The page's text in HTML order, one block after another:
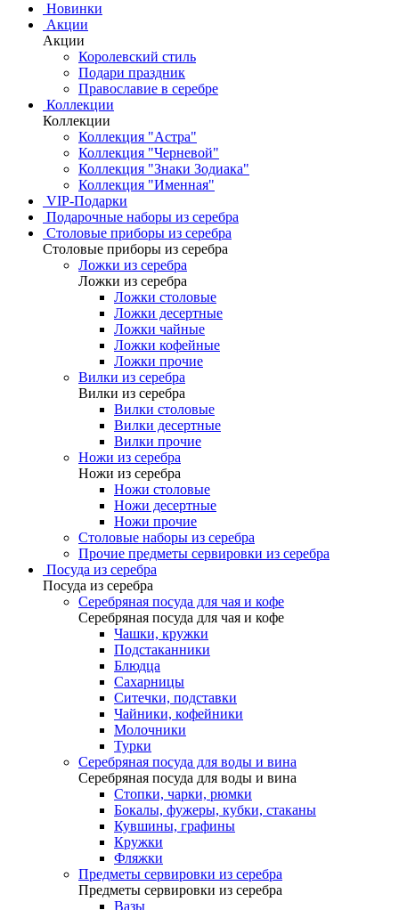
Новинки
Акции
Акции
Королевский стиль
Подари праздник
Православие в серебре
Коллекции
Коллекции
Коллекция "Астра"
Коллекция "Черневой"
Коллекция "Знаки Зодиака"
Коллекция "Именная"
VIP-Подарки
Подарочные наборы из серебра
Столовые приборы из серебра
Столовые приборы из серебра
Ложки из серебра
Ложки из серебра
Ложки столовые
Ложки десертные
Ложки чайные
Ложки кофейные
Ложки прочие
Вилки из серебра
Вилки из серебра
Вилки столовые
Вилки десертные
Вилки прочие
Ножи из серебра
Ножи из серебра
Ножи столовые
Ножи десертные
Ножи прочие
Столовые наборы из серебра
Прочие предметы сервировки из серебра
Посуда из серебра
Посуда из серебра
Серебряная посуда для чая и кофе
Серебряная посуда для чая и кофе
Чашки, кружки
Подстаканники
Блюдца
Сахарницы
Ситечки, подставки
Чайники, кофейники
Молочники
Турки
Серебряная посуда для воды и вина
Серебряная посуда для воды и вина
Стопки, чарки, рюмки
Бокалы, фужеры, кубки, стаканы
Кувшины, графины
Кружки
Фляжки
Предметы сервировки из серебра
Предметы сервировки из серебра
Вазы